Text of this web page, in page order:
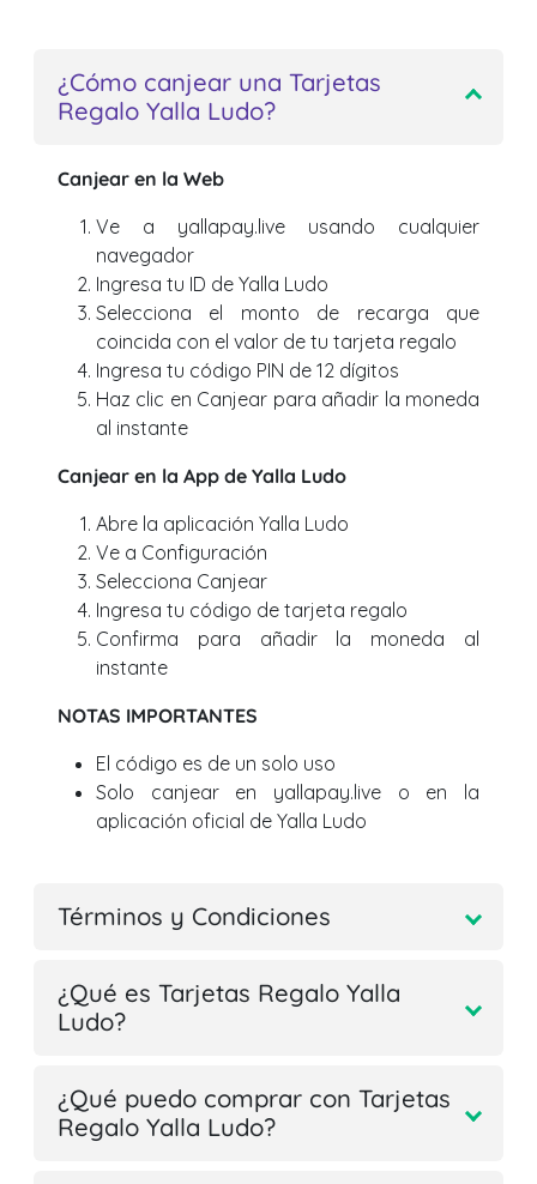
¿Cómo canjear una Tarjetas
Regalo Yalla Ludo?
Canjear en la Web
Ve a yallapay.live usando cualquier
navegador
Ingresa tu ID de Yalla Ludo
Selecciona el monto de recarga que
coincida con el valor de tu tarjeta regalo
Ingresa tu código PIN de 12 dígitos
Haz clic en Canjear para añadir la moneda
al instante
Canjear en la App de Yalla Ludo
Abre la aplicación Yalla Ludo
Ve a Configuración
Selecciona Canjear
Ingresa tu código de tarjeta regalo
Confirma para añadir la moneda al
instante
NOTAS IMPORTANTES
El código es de un solo uso
Solo canjear en yallapay.live o en la
aplicación oficial de Yalla Ludo
Términos y Condiciones
¿Qué es Tarjetas Regalo Yalla
Ludo?
¿Qué puedo comprar con Tarjetas
Regalo Yalla Ludo?